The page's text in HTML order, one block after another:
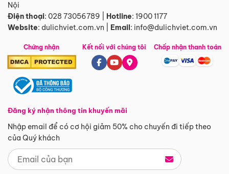
Nội
Điện thoại: 028 73056789 Hotline: 1900 1177
Website: dulichviet.com.vn Email: info@dulichviet.com.vn
Chứng nhận
Đăng ký nhận thông tin khuyến mãi
Nhập email để có cơ hội giảm 50% cho chuyến đi tiếp theo
của Quý khách
Kết nối với chúng tôi Chấp nhận thanh toán